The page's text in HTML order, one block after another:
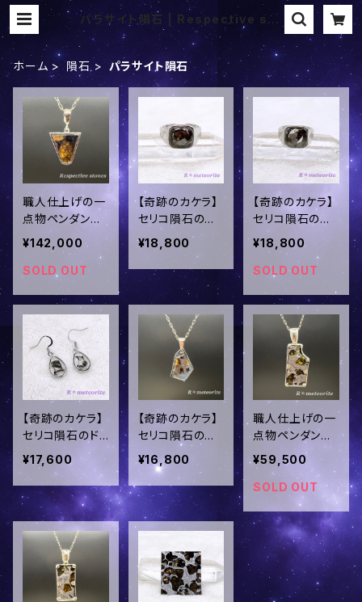
パラサイト隕石 | Respective sto
nes
ホーム 隕石 パラサイト隕石
職人仕上げの一
点物ペンダント
トップ！超希少★
パラサイト隕石
の中でも最も美
【エスケル隕石】
＜ステンレス製
チェーンor革ひ
もセット＞ins-1
87
¥142,000
SOLD OUT
【奇跡のカケラ】
セリコ隕石のシ
グネットリング✧
眠りから醒めた
希少パラサイト
＜19号／フリー
＞ins-175
¥18,800
【奇跡のカケラ】
セリコ隕石のシ
グネットリング✧
眠りから醒めた
希少パラサイト
＞ins-174
¥18,800
SOLD OUT
【奇跡のカケラ】
セリコ隕石のド
ロップピアス✧
眠りから醒めた
希少パラサイト
＜イヤリングもＯ
Ｋ＞ins-173
¥17,600
【奇跡のカケラ】
セリコ隕石のペ
ンダントトップ✧
眠りから醒めた
希少パラサイト
＜ステンレス製
チェーンor革紐
¥16,800
職人仕上げの一
点物ペンダント
トップ【パラサイ
ト隕石(セイムチ
ャン)】＜ステン
レス製チェーンo
r革紐セット＞in
s-151
¥59,500
SOLD OUT